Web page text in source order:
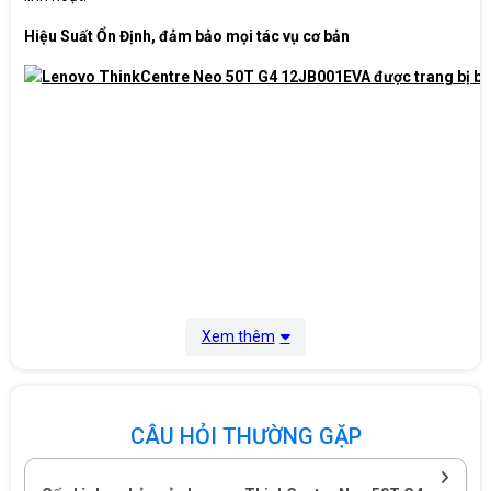
Nguồn
Hiệu Suất Ổn Định, đảm bảo mọi tác vụ cơ bản
Lenovo ThinkCentre Neo 50T G4 12JB001EVA là thiết kế tower
Xem thêm
CÂU HỎI THƯỜNG GẶP